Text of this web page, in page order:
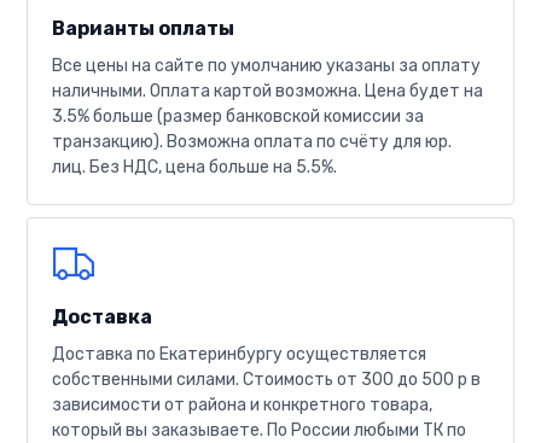
Варианты оплаты
Все цены на сайте по умолчанию указаны за оплату
наличными. Оплата картой возможна. Цена будет на
3.5% больше (размер банковской комиссии за
транзакцию). Возможна оплата по счёту для юр.
лиц. Без НДС, цена больше на 5.5%.
Доставка
Доставка по Екатеринбургу осуществляется
собственными силами. Стоимость от 300 до 500 р в
зависимости от района и конкретного товара,
который вы заказываете. По России любыми ТК по